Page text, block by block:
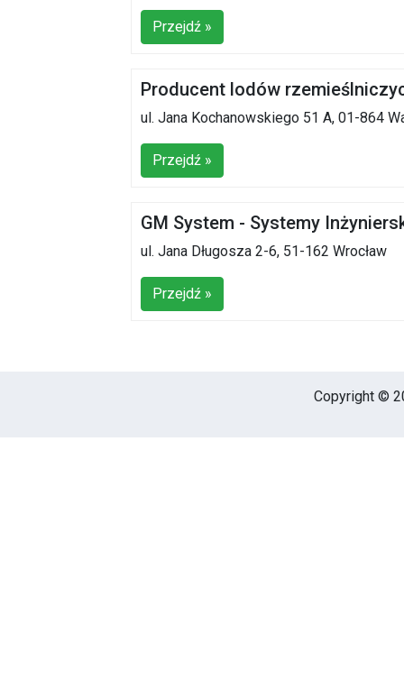
Przejdź »
Producent lodów
ul. Jana Kochanowskiego 51 A, 01-864
Przejdź »
GM System - Systemy
ul. Jana Długosza 2-6, 51-162 Wrocław
Przejdź »
Copyright ©